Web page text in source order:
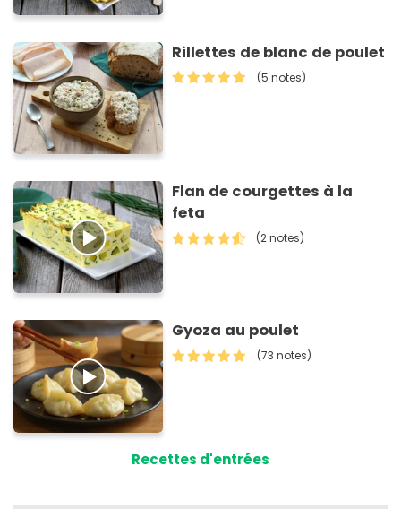
Rillettes de blanc de poulet
(5 notes)
Flan de courgettes à la
feta
(2 notes)
Gyoza au poulet
(73 notes)
Recettes d'entrées